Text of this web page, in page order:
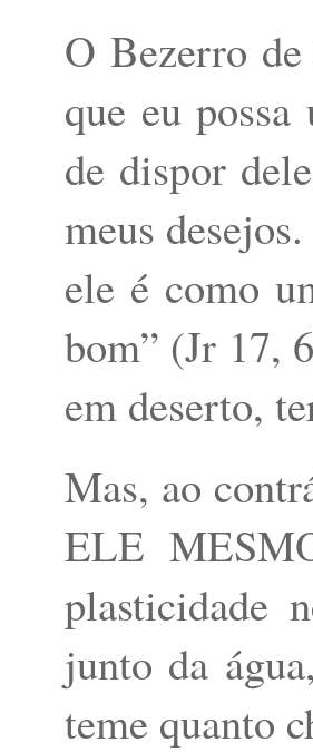
O Bezerro
que eu
de dispor
meus desejos.
ele é como
bom” (Jr 17,
em deserto,
Mas, ao
ELE
plasticidade
junto da
teme quanto